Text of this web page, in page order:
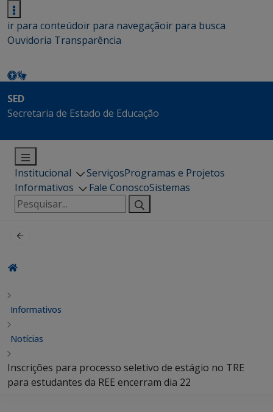
ir para conteúdoir para navegaçãoir para busca
Ouvidoria Transparência
SED
Secretaria de Estado de Educação
Institucional ServiçosProgramas e Projetos
Informativos
Fale ConoscoSistemas
Pesquisar
por:
Informativos
Notícias
Inscrições para processo seletivo de estágio no TRE
para estudantes da REE encerram dia 22